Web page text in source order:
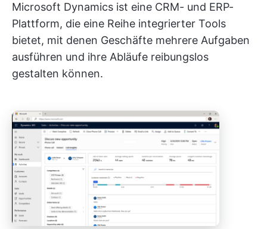
Microsoft Dynamics ist eine CRM- und ERP-
Plattform, die eine Reihe integrierter Tools
bietet, mit denen Geschäfte mehrere Aufgaben
ausführen und ihre Abläufe reibungslos
gestalten können.